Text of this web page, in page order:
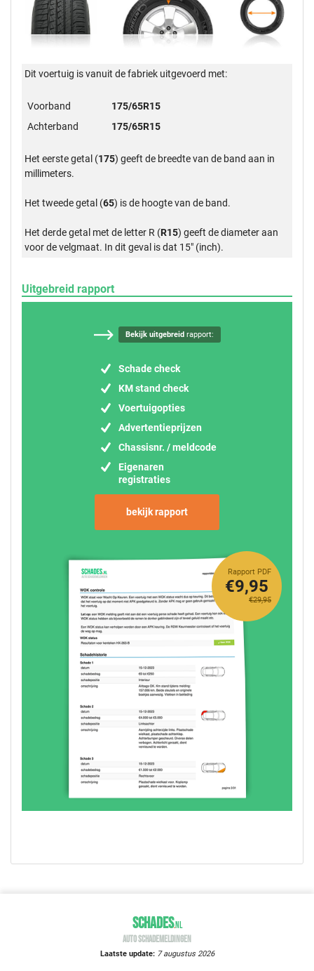
Dit voertuig is vanuit de fabriek uitgevoerd met:
Voorband
175/65R15
Achterband
175/65R15
Het eerste getal (175) geeft de breedte van de band aan in
millimeters.
Het tweede getal (65) is de hoogte van de band.
Het derde getal met de letter R (R15) geeft de diameter aan
voor de velgmaat. In dit geval is dat 15" (inch).
Uitgebreid rapport
Bekijk uitgebreid rapport:
Schade check
KM stand check
Voertuigopties
Advertentieprijzen
Chassisnr. / meldcode
Eigenaren
registraties
bekijk rapport
Rapport PDF
€29,95
€9,95
SCHADES.NL
AUTO SCHADEMELDINGEN
Laatste update: 7 augustus 2026